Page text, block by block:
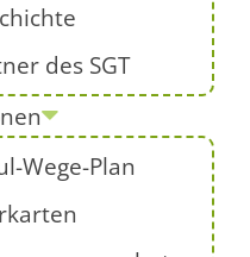
des SGT
Wege-Plan